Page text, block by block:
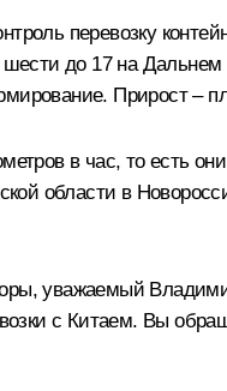
перевозку
шести до 17 на
Прирост –
в час, то есть
области в
уважаемый
с Китаем. Вы